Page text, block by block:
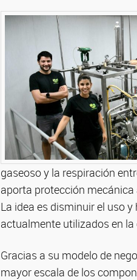
gaseoso y la respiración
aporta protección
La idea es disminuir el uso
actualmente utilizados en
Gracias a su modelo de
mayor escala de los